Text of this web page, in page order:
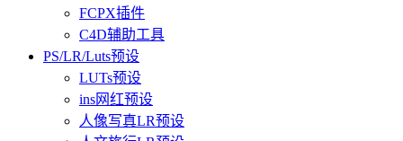
FCPX插件
C4D辅助工具
PS/LR/Luts预设
LUTs预设
ins网红预设
人像写真LR预设